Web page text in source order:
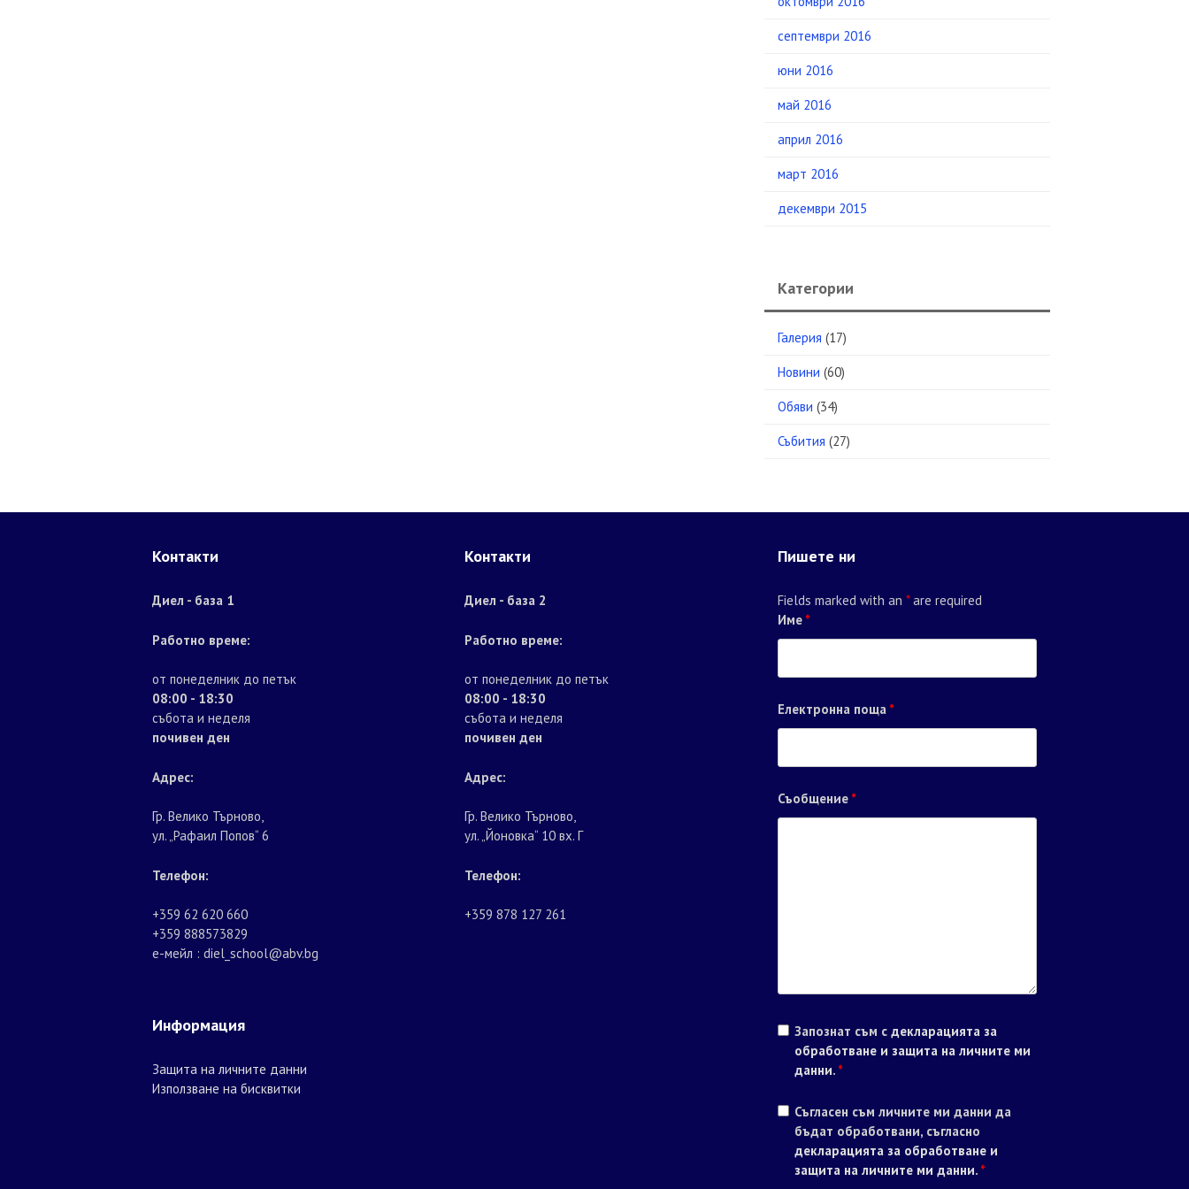
септември 2016
юни 2016
май 2016
април 2016
март 2016
декември 2015
Категории
Галерия (17)
Новини (60)
Обяви (34)
Събития (27)
Контакти
Диел - база 1
Работно време:
от понеделник до петък
08:00 - 18:30
събота и неделя
почивен ден
Адрес:
Гр. Велико Търново,
ул. „Рафаил Попов“ 6
Телефон:
+359 62 620 660
+359 888573829
е-мейл : diel_school@abv.bg
Информация
Защита на личните данни
Използване на бисквитки
Контакти
Диел - база 2
Работно време:
от понеделник до петък
08:00 - 18:30
събота и неделя
почивен ден
Адрес:
Гр. Велико Търново,
ул. „Йоновка“ 10 вх. Г
Телефон:
+359 878 127 261
Пишете ни
Fields marked with an *are required
Име *
Електронна поща *
Съобщение *
Запознат съм с декларацията за
обработване и защита на личните ми
данни. *
Съгласен съм личните ми данни да
бъдат обработвани, съгласно
декларацията за обработване и
защита на личните ми данни. *